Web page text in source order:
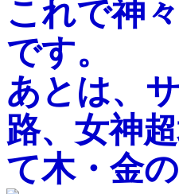
これで神
です。
あとは、
路、女神
て木・金